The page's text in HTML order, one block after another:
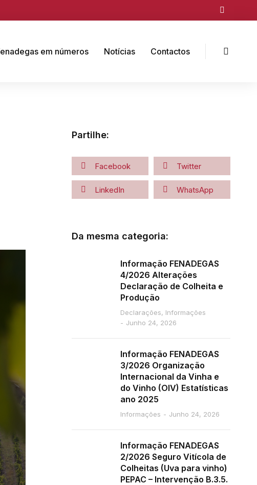
em números Notícias Contactos
Partilhe:
Facebook Twitter
LinkedIn WhatsApp
Da mesma categoria:
Informação FENADEGAS
4/2026 Alterações
Declaração de Colheita e
Produção
Declarações, Informações
Junho 24, 2026
Informação FENADEGAS
3/2026 Organização
Internacional da Vinha e
do Vinho (OIV) Estatísticas
ano 2025
Informações Junho 24, 2026
Informação FENADEGAS
2/2026 Seguro Vitícola de
Colheitas (Uva para vinho)
PEPAC – Intervenção B.3.5.